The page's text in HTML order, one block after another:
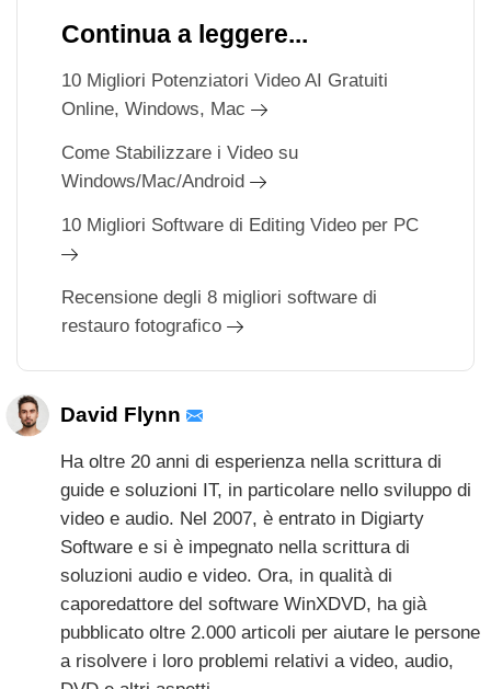
Continua a leggere...
10 Migliori Potenziatori Video AI Gratuiti
Online, Windows, Mac
Come Stabilizzare i Video su
Windows/Mac/Android
10 Migliori Software di Editing Video per PC
Recensione degli 8 migliori software di
restauro fotografico
David Flynn
Ha oltre 20 anni di esperienza nella scrittura di
guide e soluzioni IT, in particolare nello sviluppo di
video e audio. Nel 2007, è entrato in Digiarty
Software e si è impegnato nella scrittura di
soluzioni audio e video. Ora, in qualità di
caporedattore del software WinXDVD, ha già
pubblicato oltre 2.000 articoli per aiutare le persone
a risolvere i loro problemi relativi a video, audio,